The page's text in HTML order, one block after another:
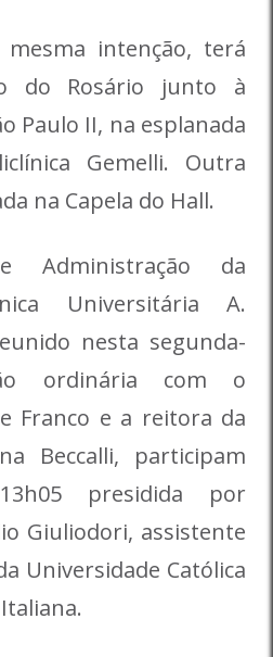
intenção, terá
do Rosário junto à
Paulo II, na esplanada
Gemelli. Outra
na Capela do Hall.
Administração da
Universitária A.
nesta segunda-
ordinária com o
Franco e a reitora da
Beccalli, participam
presidida por
Giuliodori, assistente
Universidade Católica